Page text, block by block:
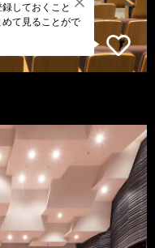
しておくこと
て見ることがで